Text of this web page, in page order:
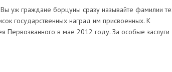
уж граждане борцуны сразу называйте фамилии
государственных наград им присвоенных. К
в мае 2012 году. За особые заслуги